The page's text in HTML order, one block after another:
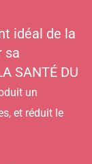
idéal de la
sa
SANTÉ DU
un
et réduit le